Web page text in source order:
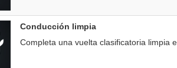
Conducción limpia
Completa una vuelta clasificatoria limpia